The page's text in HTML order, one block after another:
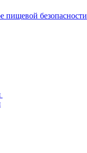
пищевой безопасности